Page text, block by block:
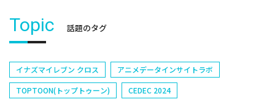
Topic 話題のタグ
イナズマイレブン クロス
アニメデータインサイトラボ
TOPTOON(トップトゥーン)
CEDEC 2024